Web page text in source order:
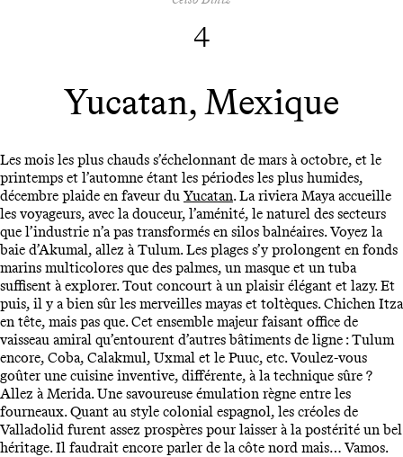
4
Yucatan, Mexique
Les mois les plus chauds s’échelonnant de mars à octobre, et le
printemps et l’automne étant les périodes les plus humides,
décembre plaide en faveur du Yucatan. La riviera Maya accueille
les voyageurs, avec la douceur, l’aménité, le naturel des secteurs
que l’industrie n’a pas transformés en silos balnéaires. Voyez la
baie d’Akumal, allez à Tulum. Les plages s’y prolongent en fonds
marins multicolores que des palmes, un masque et un tuba
suffisent à explorer. Tout concourt à un plaisir élégant et lazy. Et
puis, il y a bien sûr les merveilles mayas et toltèques. Chichen Itza
en tête, mais pas que. Cet ensemble majeur faisant office de
vaisseau amiral qu’entourent d’autres bâtiments de ligne : Tulum
encore, Coba, Calakmul, Uxmal et le Puuc, etc. Voulez-vous
goûter une cuisine inventive, différente, à la technique sûre ?
Allez à Merida. Une savoureuse émulation règne entre les
fourneaux. Quant au style colonial espagnol, les créoles de
Valladolid furent assez prospères pour laisser à la postérité un bel
héritage. Il faudrait encore parler de la côte nord mais… Vamos.